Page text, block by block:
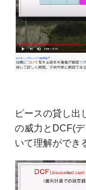
ピースの貸し出
の威力とDCF(
いて理解ができ